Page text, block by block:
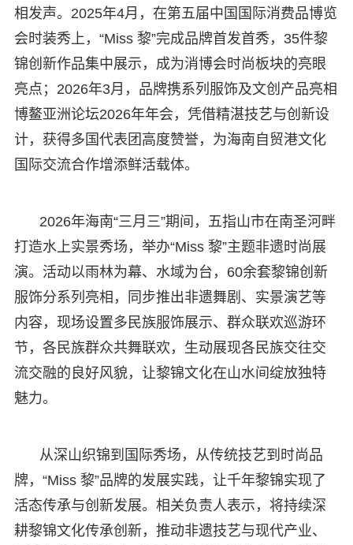
相发声。2025年4月，在第五届中国国际消费品博览
会时装秀上，“Miss 黎”完成品牌首发首秀，35件黎
锦创新作品集中展示，成为消博会时尚板块的亮眼
亮点；2026年3月，品牌携系列服饰及文创产品亮相
博鳌亚洲论坛2026年年会，凭借精湛技艺与创新设
计，获得多国代表团高度赞誉，为海南自贸港文化
国际交流合作增添鲜活载体。
2026年海南“三月三”期间，五指山市在南圣河畔
打造水上实景秀场，举办“Miss 黎”主题非遗时尚展
演。活动以雨林为幕、水域为台，60余套黎锦创新
服饰分系列亮相，同步推出非遗舞剧、实景演艺等
内容，现场设置多民族服饰展示、群众联欢巡游环
节，各民族群众共舞联欢，生动展现各民族交往交
流交融的良好风貌，让黎锦文化在山水间绽放独特
魅力。
从深山织锦到国际秀场，从传统技艺到时尚品
牌，“Miss 黎”品牌的发展实践，让千年黎锦实现了
活态传承与创新发展。相关负责人表示，将持续深
耕黎锦文化传承创新，推动非遗技艺与现代产业、